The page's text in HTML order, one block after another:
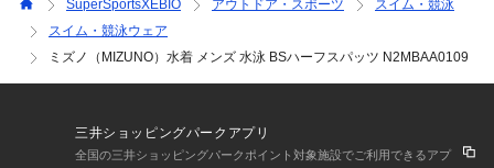
※一部商品において弊社カラー表記がメーカーカラー表記と異
なる場合がございます。
※ブラウザやお使いのモニター環境により、掲載画像と実際の
商品の色味が若干異なる場合があります。
予告なく変更することがあります。あらかじめご了承くださ
SuperSportsXEBIO アウトドア・スポーツ
スイム・競泳
スイム・競泳ウェア
ミズノ（MIZUNO）水着 メンズ 水泳 BSハーフスパッツ N2MBAA0109
三井ショッピングパークアプリ
全国の三井ショッピングパークポイント対象施設でご利用できるアプ